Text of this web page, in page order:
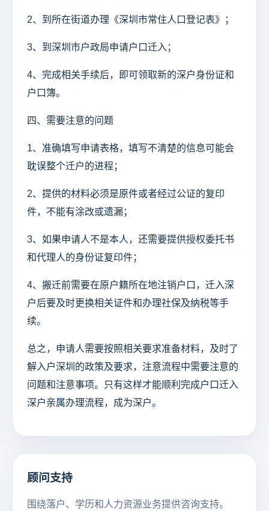
2、到所在街道办理《深圳市常住人口登记表》；
3、到深圳市户政局申请户口迁入；
4、完成相关手续后，即可领取新的深户身份证和
户口簿。
四、需要注意的问题
1、准确填写申请表格，填写不清楚的信息可能会
耽误整个迁户的进程；
2、提供的材料必须是原件或者经过公证的复印
件，不能有涂改或遗漏；
3、如果申请人不是本人，还需要提供授权委托书
和代理人的身份证复印件；
4、搬迁前需要在原户籍所在地注销户口，迁入深
户后要及时更换相关证件和办理社保及纳税等手
续。
总之，申请人需要按照相关要求准备材料，及时了
解入户深圳的政策及要求，注意流程中需要注意的
问题和注意事项。只有这样才能顺利完成户口迁入
深户亲属办理流程，成为深户。
顾问支持
围绕落户、学历和人力资源业务提供咨询支持。